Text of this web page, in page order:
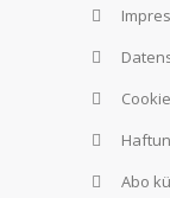
Abo